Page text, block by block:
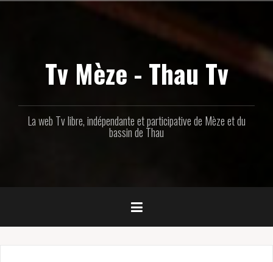
Tv Mèze - Thau Tv
La web Tv libre, indépendante et participative de Mèze et du
bassin de Thau